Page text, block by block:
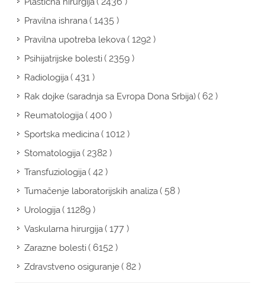
Pravilna ishrana( 1435 )
Pravilna upotreba lekova( 1292 )
Psihijatrijske bolesti( 2359 )
Radiologija( 431 )
Rak dojke (saradnja sa Evropa Dona Srbija)( 62 )
Reumatologija( 400 )
Sportska medicina( 1012 )
Stomatologija( 2382 )
Transfuziologija( 42 )
Tumačenje laboratorijskih analiza( 58 )
Urologija( 11289 )
Vaskularna hirurgija( 177 )
Zarazne bolesti( 6152 )
Zdravstveno osiguranje( 82 )